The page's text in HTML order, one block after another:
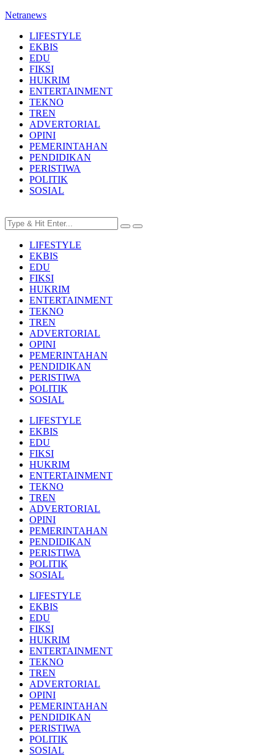
Netranews
LIFESTYLE
EKBIS
EDU
FIKSI
HUKRIM
ENTERTAINMENT
TEKNO
TREN
ADVERTORIAL
OPINI
PEMERINTAHAN
PENDIDIKAN
PERISTIWA
POLITIK
SOSIAL
LIFESTYLE
EKBIS
EDU
FIKSI
HUKRIM
ENTERTAINMENT
TEKNO
TREN
ADVERTORIAL
OPINI
PEMERINTAHAN
PENDIDIKAN
PERISTIWA
POLITIK
SOSIAL
LIFESTYLE
EKBIS
EDU
FIKSI
HUKRIM
ENTERTAINMENT
TEKNO
TREN
ADVERTORIAL
OPINI
PEMERINTAHAN
PENDIDIKAN
PERISTIWA
POLITIK
SOSIAL
LIFESTYLE
EKBIS
EDU
FIKSI
HUKRIM
ENTERTAINMENT
TEKNO
TREN
ADVERTORIAL
OPINI
PEMERINTAHAN
PENDIDIKAN
PERISTIWA
POLITIK
SOSIAL